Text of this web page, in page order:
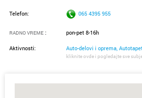
Telefon: 065 4395 955
RADNO VREME: pon-pet 8-16h
Aktivnosti: Auto-delovi i oprema,
kliknite ovde i pogledajte sve